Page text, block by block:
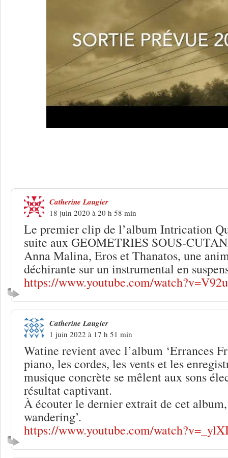
Catherine Laugier
18 juin 2020 à 20 h 58 min
Le premier clip de l’album Intrication
suite aux GEOMETRIES SOUS-
Anna Malina, Eros et Thanatos, une
déchirante sur un instrumental en
https://www.youtube.com/
Catherine Laugier
1 juin 2022 à 17 h 51 min
Watine revient avec l’album ‘Errances
piano, les cordes, les vents et les
musique concrète se mêlent aux sons
résultat captivant.
À écouter le dernier extrait de cet
wandering’.
https://www.youtube.com/